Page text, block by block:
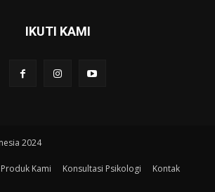
IKUTI KAMI
2024
Produk Kami Konsultasi Psikologi
Kontak